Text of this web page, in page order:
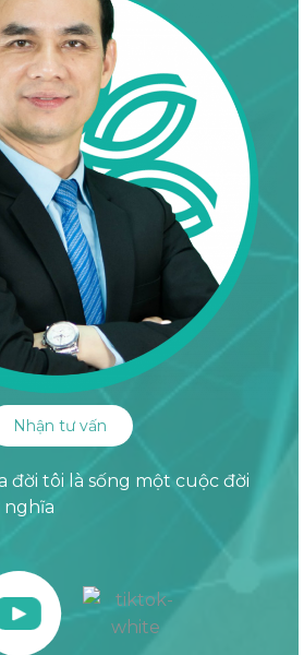
Nhận tư vấn
đời tôi là sống một cuộc đời
nghĩa